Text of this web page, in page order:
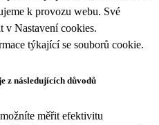
k provozu webu. Své
v Nastavení cookies.
týkající se souborů cookie.
z následujících důvodů
měřit efektivitu